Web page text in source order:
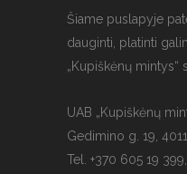
Šiame puslapyje
dauginti, platinti
„Kupiškėnų mintys“
UAB „Kupiškėnų
Gedimino g. 19,
Tel. +370 605 19